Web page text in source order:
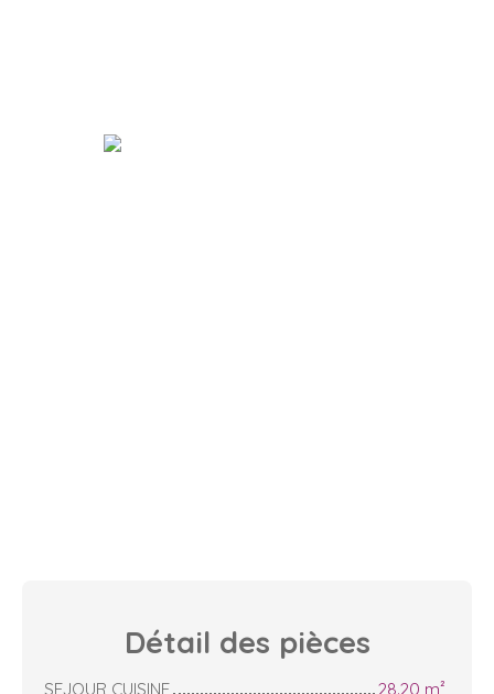
Détail des pièces
SEJOUR CUISINE 28.20 m²